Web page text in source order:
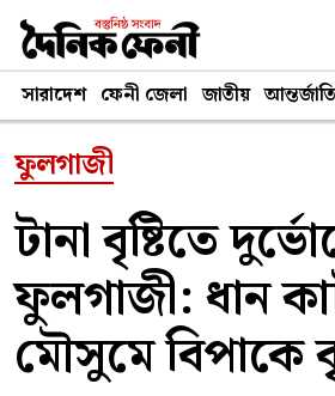
সারাদেশ ফেনী জেলা জাতীয়
ফুলগাজী
টানা বৃষ্টিতে
ফুলগাজী: ধান
মৌসুমে